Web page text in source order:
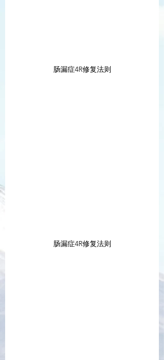
肠漏症4R修复法则
肠漏症4R修复法则